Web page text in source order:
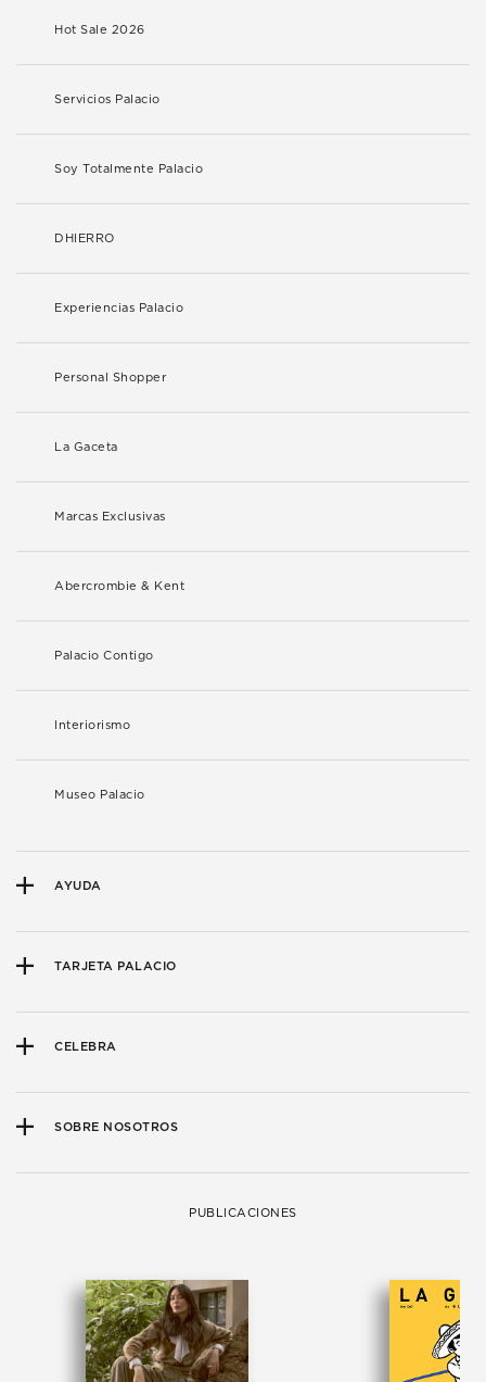
Hot Sale 2026
Servicios Palacio
Soy Totalmente Palacio
DHIERRO
Experiencias Palacio
Personal Shopper
La Gaceta
Marcas Exclusivas
Abercrombie & Kent
Palacio Contigo
Interiorismo
Museo Palacio
AYUDA
TARJETA PALACIO
CELEBRA
SOBRE NOSOTROS
PUBLICACIONES